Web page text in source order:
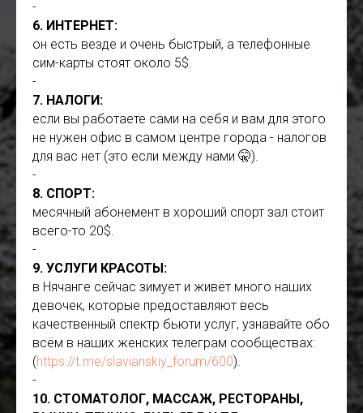
-
6. ИНТЕРНЕТ:
он есть везде и очень быстрый, а телефонные
сим-карты стоят около 5$.
-
7. НАЛОГИ:
если вы работаете сами на себя и вам для этого
не нужен офис в самом центре города - налогов
для вас нет (это если между нами 🤫).
-
8. СПОРТ:
месячный абонемент в хороший спорт зал стоит
всего-то 20$.
-
9. УСЛУГИ КРАСОТЫ:
в Нячанге сейчас зимует и живёт много наших
девочек, которые предоставляют весь
качественный спектр бьюти услуг, узнавайте обо
всём в наших женских телеграм сообществах:
(https://t.me/slavianskiy_forum/600).
-
10. СТОМАТОЛОГ, МАССАЖ, РЕСТОРАНЫ,